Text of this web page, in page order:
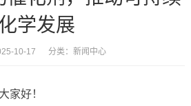
学发展
10-17 分类： 新闻中心
家好！